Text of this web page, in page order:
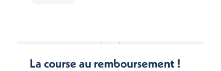
La course au remboursement !